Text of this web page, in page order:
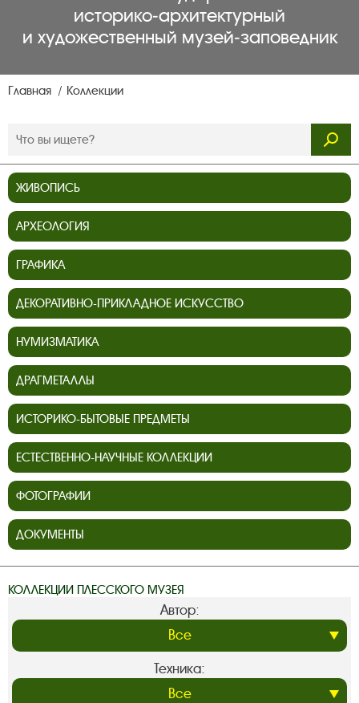
историко‑архитектурный
и художественный музей‑заповедник
Главная Коллекции
ЖИВОПИСЬ
АРХЕОЛОГИЯ
ГРАФИКА
ДЕКОРАТИВНО-ПРИКЛАДНОЕ ИСКУССТВО
НУМИЗМАТИКА
ДРАГМЕТАЛЛЫ
ИСТОРИКО-БЫТОВЫЕ ПРЕДМЕТЫ
ЕСТЕСТВЕННО-НАУЧНЫЕ КОЛЛЕКЦИИ
ФОТОГРАФИИ
ДОКУМЕНТЫ
КОЛЛЕКЦИИ ПЛЕССКОГО МУЗЕЯ
Автор:
Техника: